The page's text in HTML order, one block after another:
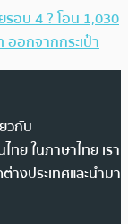
อบ 4 ? โอน 1,030
อกจากกระเป๋า
วกับ
ทย ในภาษาไทย เรา
งประเทศและนำมา